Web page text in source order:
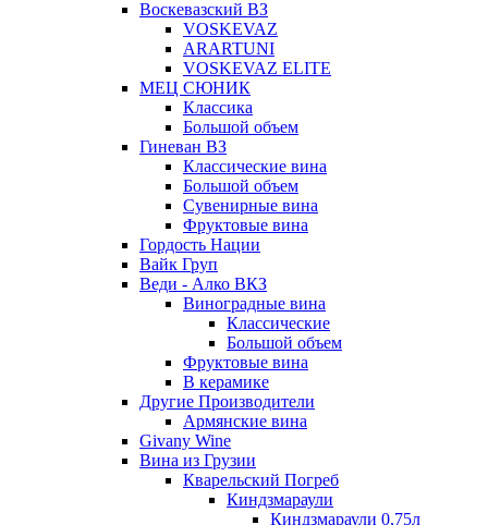
Воскевазский ВЗ
VOSKEVAZ
ARARTUNI
VOSKEVAZ ELITE
МЕЦ СЮНИК
Классика
Большой объем
Гиневан ВЗ
Классические вина
Большой объем
Сувенирные вина
Фруктовые вина
Гордость Нации
Вайк Груп
Веди - Алко ВКЗ
Виноградные вина
Классические
Большой объем
Фруктовые вина
В керамике
Другие Производители
Армянские вина
Givany Wine
Вина из Грузии
Кварельский Погреб
Киндзмараули
Киндзмараули 0,75л